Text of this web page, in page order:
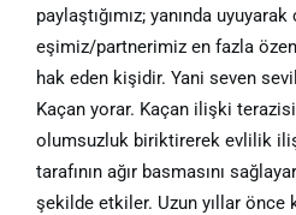
paylaştığımız; yanında
eşimiz/partnerimiz en fazla
hak eden kişidir. Yani seven
Kaçan yorar. Kaçan ilişki
olumsuzluk biriktirerek evlilik
tarafının ağır basmasını
şekilde etkiler. Uzun yıllar